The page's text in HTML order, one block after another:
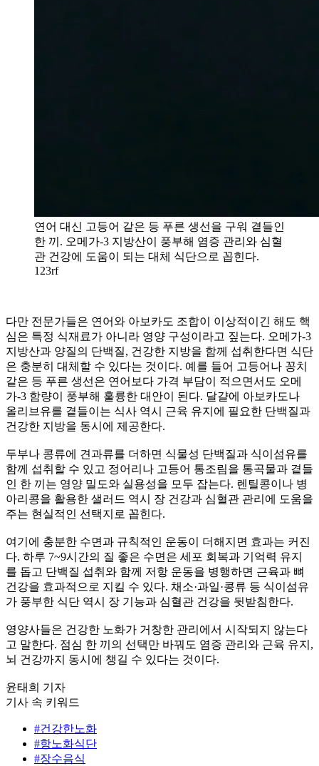
연어 대신 고등어 같은 등 푸른 생선을 구워 곁들인
한 끼. 오메가-3 지방산이 풍부해 염증 관리와 심혈
관 건강에 도움이 되는 대체 식단으로 꼽힌다.
123rf
다만 전문가들은 연어와 아보카도 조합이 이상적이긴 해도 핵
심은 특정 식재료가 아니라 영양 구성이라고 짚는다. 오메가-3
지방산과 양질의 단백질, 건강한 지방을 함께 섭취한다면 식단
은 충분히 대체할 수 있다는 것이다. 예를 들어 고등어나 꽁치
같은 등 푸른 생선은 연어보다 가격 부담이 적으면서도 오메
가-3 함량이 풍부해 훌륭한 대안이 된다. 달걀에 아보카도나
올리브유를 곁들이는 식사 역시 근육 유지에 필요한 단백질과
건강한 지방을 동시에 제공한다.
두부나 콩류에 견과류를 더하면 식물성 단백질과 식이섬유를
함께 섭취할 수 있고 정어리나 고등어 통조림을 통곡물과 곁들
인 한 끼는 영양 밀도와 실용성을 모두 잡는다. 렌틸콩이나 병
아리콩을 활용한 샐러드 역시 장 건강과 심혈관 관리에 도움을
주는 현실적인 선택지로 꼽힌다.
여기에 충분한 수면과 규칙적인 운동이 더해지면 효과는 커진
다. 하루 7~9시간의 질 좋은 수면은 세포 회복과 기억력 유지
를 돕고 단백질 섭취와 함께 저항 운동을 병행하면 근육과 뼈
건강을 효과적으로 지킬 수 있다. 채소·과일·콩류 등 식이섬유
가 풍부한 식단 역시 장 기능과 심혈관 건강을 뒷받침한다.
영양사들은 건강한 노화가 거창한 관리에서 시작되지 않는다
고 말한다. 점심 한 끼의 선택만 바꿔도 염증 관리와 근육 유지,
뇌 건강까지 동시에 챙길 수 있다는 것이다.
윤태희 기자
기사 속 키워드
#건강한노화
#항노화식단
#장수음식